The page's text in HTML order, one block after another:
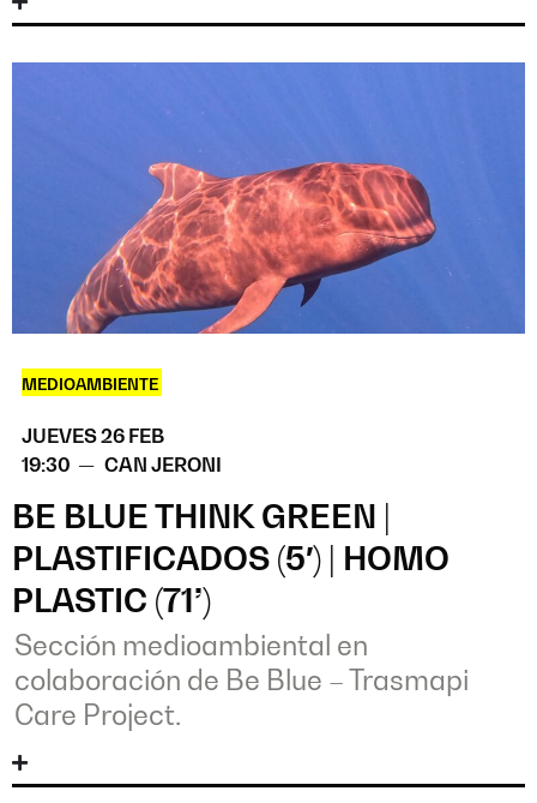
MEDIOAMBIENTE
JUEVES 26 FEB
19:30 — CAN JERONI
BE BLUE THINK GREEN |
PLASTIFICADOS (5′) | HOMO
PLASTIC (71’)
Sección medioambiental en
colaboración de Be Blue – Trasmapi
Care Project.